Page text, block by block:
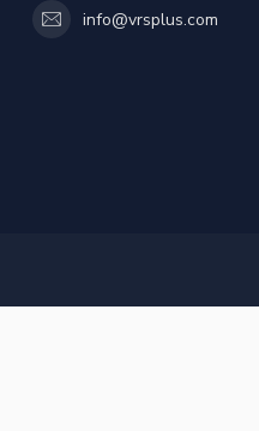
info@vrsplus.com